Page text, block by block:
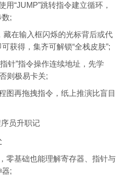
“JUMP”跳转指令建立循环，
;
藏在输入框闪烁的光标背后或代
获得，集齐可解锁“全栈皮肤”;
针”指令操作连续地址，先学
则极易卡关;
图再拖拽指令，纸上推演比盲目
零基础也能理解寄存器、指针与
;